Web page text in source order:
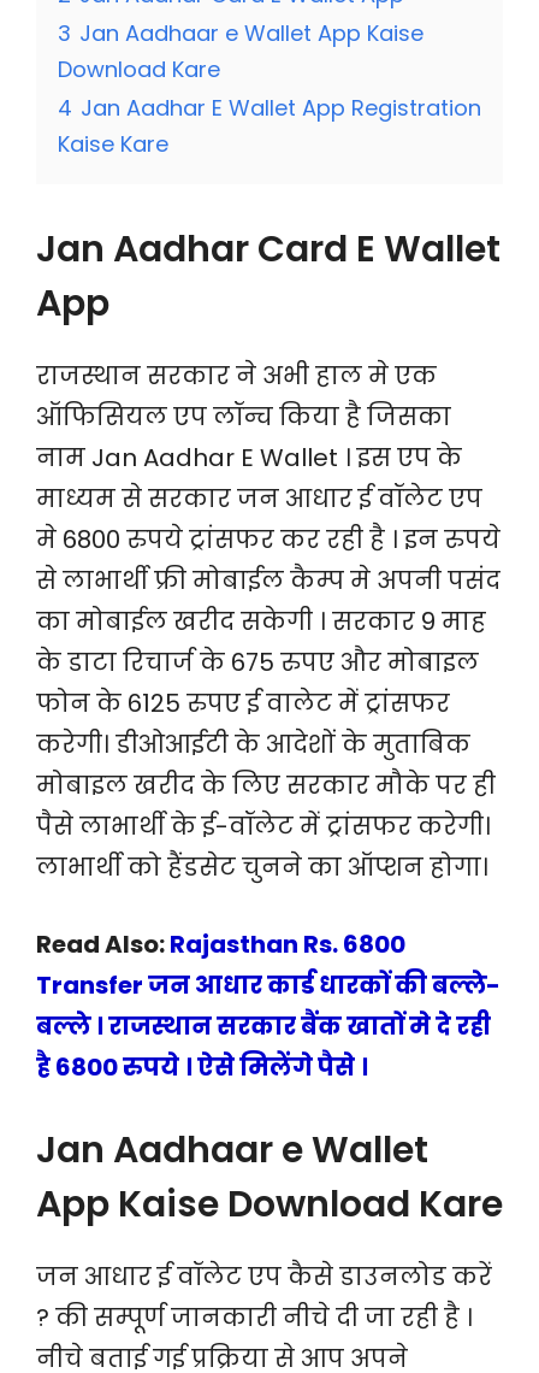
3 Jan Aadhaar e Wallet App Kaise
Download Kare
4 Jan Aadhar E Wallet App Registration
Kaise Kare
Jan Aadhar Card E Wallet
App
राजस्थान सरकार ने अभी हाल मे एक
ऑफिसियल एप लॉन्च किया है जिसका
नाम Jan Aadhar E Wallet । इस एप के
माध्यम से सरकार जन आधार ई वॉलेट एप
मे 6800 रुपये ट्रांसफर कर रही है । इन रुपये
से लाभार्थी फ्री मोबाईल कैम्प मे अपनी पसंद
का मोबाईल खरीद सकेगी । सरकार 9 माह
के डाटा रिचार्ज के 675 रुपए और मोबाइल
फोन के 6125 रुपए ई वालेट में ट्रांसफर
करेगी। डीओआईटी के आदेशों के मुताबिक
मोबाइल खरीद के लिए सरकार मौके पर ही
पैसे लाभार्थी के ई-वॉलेट में ट्रांसफर करेगी।
लाभार्थी को हैंडसेट चुनने का ऑप्शन होगा।
Read Also:Rajasthan Rs. 6800
Transfer जन आधार कार्ड धारकों की बल्ले-
बल्ले । राजस्थान सरकार बैंक खातों मे दे रही
है 6800 रुपये । ऐसे मिलेंगे पैसे ।
Jan Aadhaar e Wallet
App Kaise Download Kare
जन आधार ई वॉलेट एप कैसे डाउनलोड करें
? की सम्पूर्ण जानकारी नीचे दी जा रही है ।
नीचे बताई गई प्रक्रिया से आप अपने